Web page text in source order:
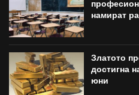
намират
Златото
достигна
юни